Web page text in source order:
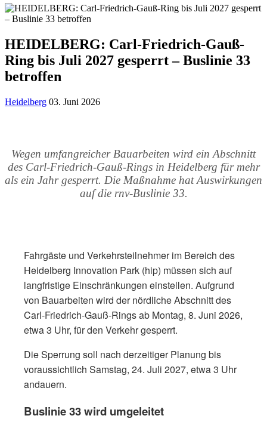
HEIDELBERG: Carl-Friedrich-Gauß-
Ring bis Juli 2027 gesperrt – Buslinie 33
betroffen
Heidelberg 03. Juni 2026
Wegen umfangreicher Bauarbeiten wird ein Abschnitt
des Carl-Friedrich-Gauß-Rings in Heidelberg für mehr
als ein Jahr gesperrt. Die Maßnahme hat Auswirkungen
auf die rnv-Buslinie 33.
Fahrgäste und Verkehrsteilnehmer im Bereich des
Heidelberg Innovation Park (hip) müssen sich auf
langfristige Einschränkungen einstellen. Aufgrund
von Bauarbeiten wird der nördliche Abschnitt des
Carl-Friedrich-Gauß-Rings ab Montag, 8. Juni 2026,
etwa 3 Uhr, für den Verkehr gesperrt.
Die Sperrung soll nach derzeitiger Planung bis
voraussichtlich Samstag, 24. Juli 2027, etwa 3 Uhr
andauern.
Buslinie 33 wird umgeleitet